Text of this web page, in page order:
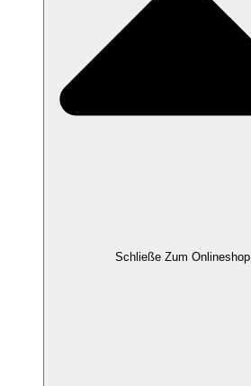
Schließe Zum Onlineshop